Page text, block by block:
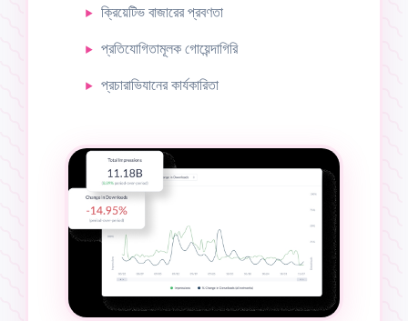
ক্রিয়েটিভ বাজারের প্রবণতা
প্রতিযোগিতামূলক গোয়েন্দাগিরি
প্রচারাভিযানের কার্যকারিতা